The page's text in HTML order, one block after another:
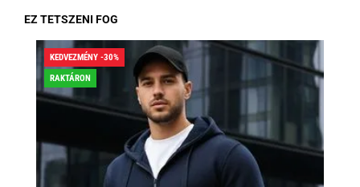
EZ TETSZENI FOG
KEDVEZMÉNY -30%
RAKTÁRON